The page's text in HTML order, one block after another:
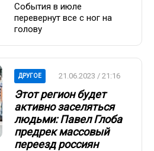
События в июле
перевернут все с ног на
голову
ДРУГОЕ 21.06.2023 / 21:16
Этот регион будет
активно заселяться
людьми: Павел Глоба
предрек массовый
переезд россиян